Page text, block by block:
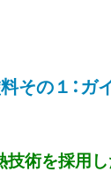
その１：ガイ
技術を採用